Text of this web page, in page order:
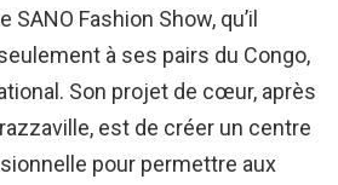
SANO Fashion Show, qu’il
à ses pairs du Congo,
Son projet de cœur, après
est de créer un centre
pour permettre aux